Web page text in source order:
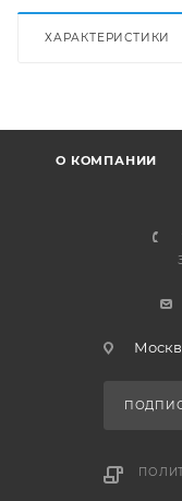
ХАРАКТЕРИСТИКИ
О КОМПАНИИ